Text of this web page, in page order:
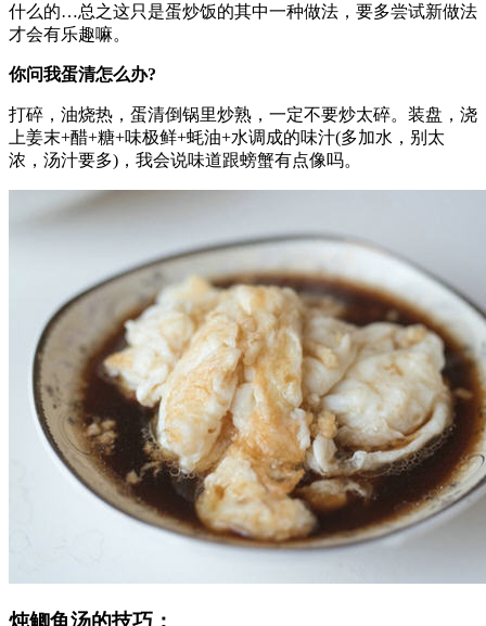
什么的…总之这只是蛋炒饭的其中一种做法，要多尝试新做法
才会有乐趣嘛。
你问我蛋清怎么办?
打碎，油烧热，蛋清倒锅里炒熟，一定不要炒太碎。装盘，浇
上姜末+醋+糖+味极鲜+蚝油+水调成的味汁(多加水，别太
浓，汤汁要多)，我会说味道跟螃蟹有点像吗。